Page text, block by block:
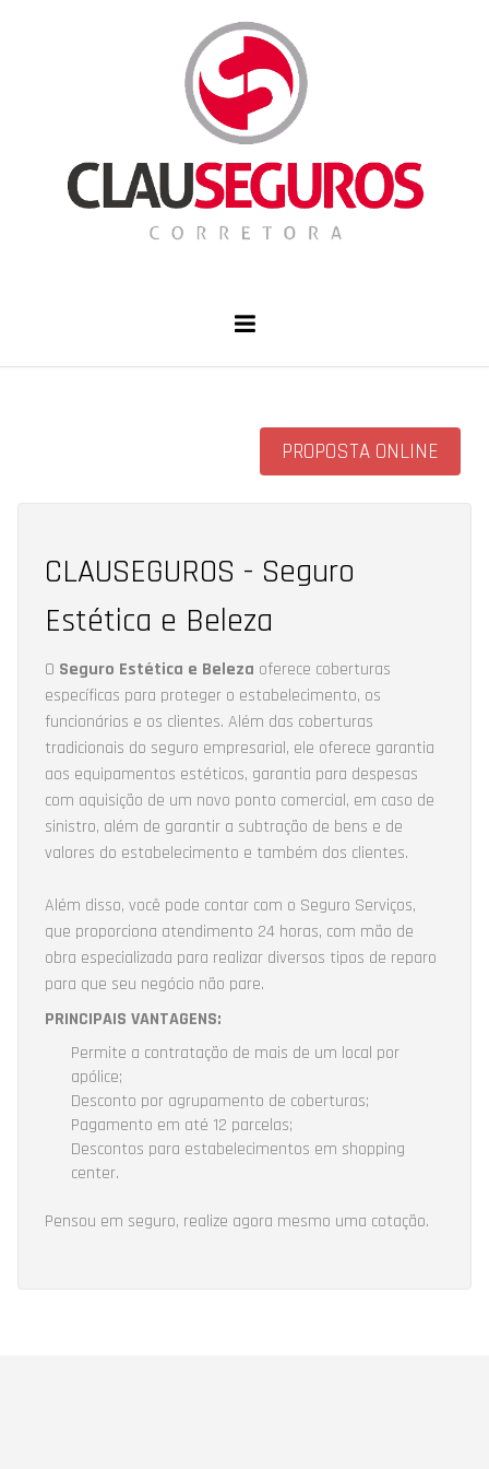
PROPOSTA ONLINE
CLAUSEGUROS - Seguro
Estética e Beleza
O Seguro Estética e Beleza oferece coberturas
específicas para proteger o estabelecimento, os
funcionários e os clientes. Além das coberturas
tradicionais do seguro empresarial, ele oferece garantia
aos equipamentos estéticos, garantia para despesas
com aquisição de um novo ponto comercial, em caso de
sinistro, além de garantir a subtração de bens e de
valores do estabelecimento e também dos clientes.
Além disso, você pode contar com o Seguro Serviços,
que proporciona atendimento 24 horas, com mão de
obra especializada para realizar diversos tipos de reparo
para que seu negócio não pare.
PRINCIPAIS VANTAGENS:
Permite a contratação de mais de um local por
apólice;
Desconto por agrupamento de coberturas;
Pagamento em até 12 parcelas;
Descontos para estabelecimentos em shopping
center.
Pensou em seguro, realize agora mesmo uma cotação.